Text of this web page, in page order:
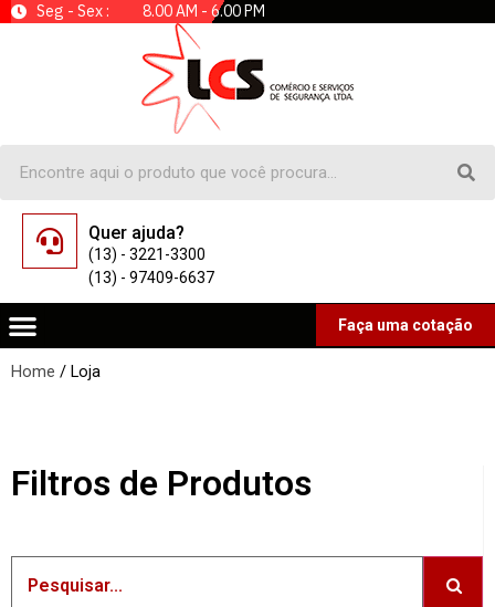
Seg - Sex : 8.00 AM - 6.00 PM
Quer ajuda?
(13) - 3221-3300
(13) - 97409-6637
Faça uma cotação
Home / Loja
Filtros de Produtos